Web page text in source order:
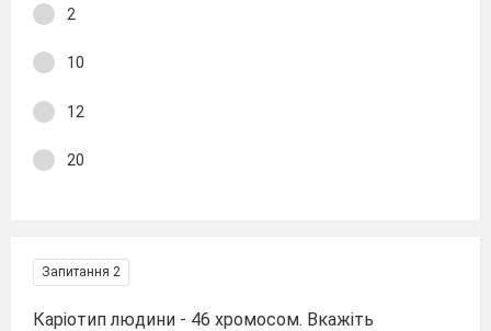
2
10
12
20
Запитання 2
Каріотип людини - 46 хромосом. Вкажіть